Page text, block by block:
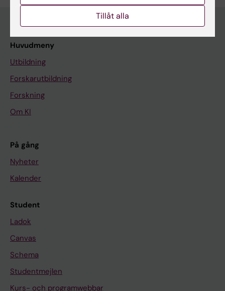
Huvudmeny
Utbildning
Forskarutbildning
Forskning
Om KI
På gång
Nyheter
Kalender
Student
Ladok
Canvas
Schema
Studentmejlen
Kurs- och programwebbar
Tillåt alla